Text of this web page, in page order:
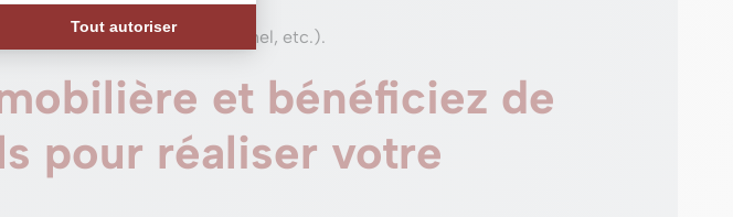
hypothécaire, apport personnel, etc.).
et bénéficiez de
pour réaliser votre